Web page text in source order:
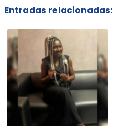
Entradas relacionadas: